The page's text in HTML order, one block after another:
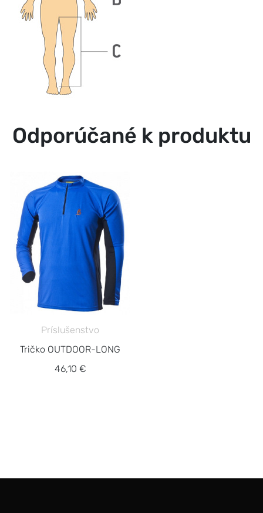
Odporúčané k produktu
Príslušenstvo
Tričko OUTDOOR-LONG
46,10 €